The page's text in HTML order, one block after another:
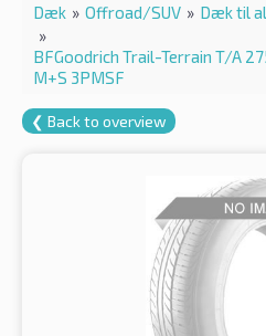
Dæk » Offroad/SUV » Dæk til
»
BFGoodrich Trail-Terrain T/A
M+S 3PMSF
❮ Back to overview